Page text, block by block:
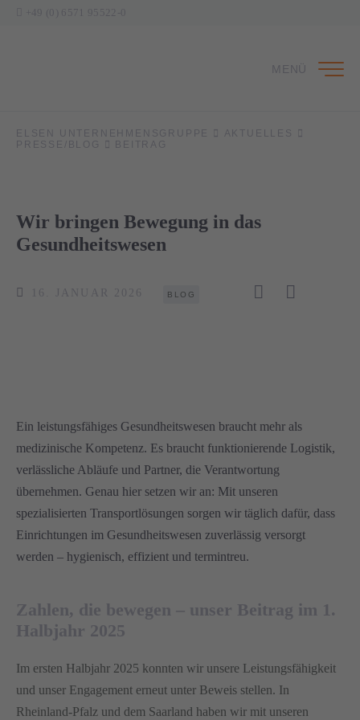
MENÜ
ELSEN UNTERNEHMENSGRUPPE
AKTUELLES
PRESSE/BLOG
BEITRAG
Wir bringen Bewegung in das
Gesundheitswesen
16. JANUAR 2026 BLOG
Ein leistungsfähiges Gesundheitswesen braucht mehr als
medizinische Kompetenz. Es braucht funktionierende Logistik,
verlässliche Abläufe und Partner, die Verantwortung
übernehmen. Genau hier setzen wir an: Mit unseren
spezialisierten Transportlösungen sorgen wir täglich dafür, dass
Einrichtungen im Gesundheitswesen zuverlässig versorgt
werden – hygienisch, effizient und termintreu.
Zahlen, die bewegen – unser Beitrag im 1.
Halbjahr 2025
Im ersten Halbjahr 2025 konnten wir unsere Leistungsfähigkeit
und unser Engagement erneut unter Beweis stellen. In
Rheinland-Pfalz und dem Saarland haben wir mit unseren